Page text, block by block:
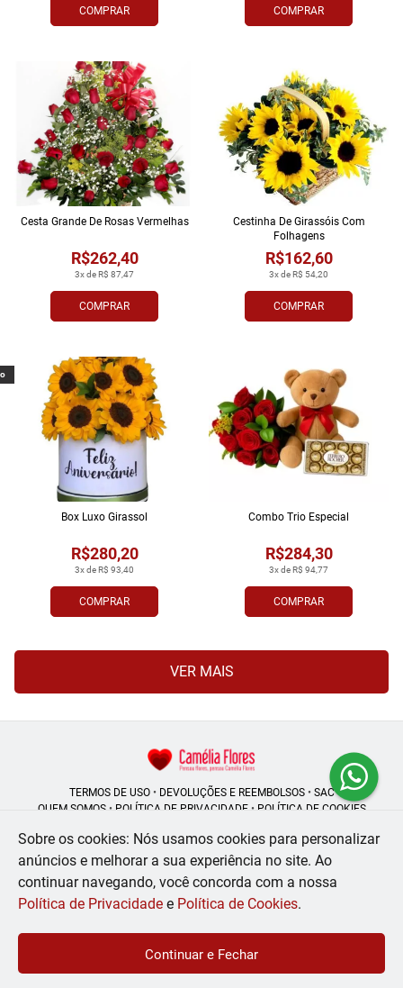
COMPRAR COMPRAR
COMPRAR
3x de R$ 87,47
R$262,40
Cesta Grande De Rosas Vermelhas
COMPRAR
3x de R$ 54,20
R$162,60
Cestinha De Girassóis Com
Folhagens
COMPRAR
3x de R$ 93,40
R$280,20
Box Luxo Girassol
COMPRAR
3x de R$ 94,77
R$284,30
Combo Trio Especial
VER MAIS
TERMOS DE USO• DEVOLUÇÕES E REEMBOLSOS• SAC
QUEM SOMOS• POLÍTICA DE PRIVACIDADE• POLÍTICA DE COOKIES
Camélia Flores | CNPJ: 08.250.956/0001-53
Rua do Rosário - 164, Centro - Rio de Janeiro - RJ - 20041-002
© 2024-2026 - Todos os direitos reservados - Desenvolvido por
Sobre os cookies: Nós usamos cookies para personalizar
anúncios e melhorar a sua experiência no site. Ao
continuar navegando, você concorda com a nossa
Política de Privacidade e Política de Cookies.
Continuar e Fechar